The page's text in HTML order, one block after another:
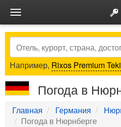
Toggle
navigation
Search
Например, Rixos Premium
Погода в
Главная Германия
Погода в Нюрнберге